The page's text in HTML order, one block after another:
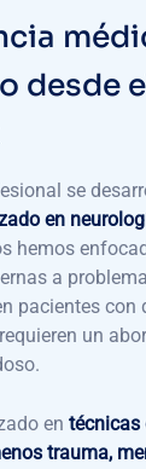
desde
se
en
hemos
a
pacientes con
un
en técnicas
trauma,